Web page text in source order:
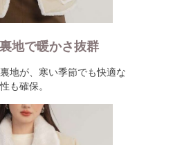
地で暖かさ抜群
地が、寒い季節でも快適な
も確保。